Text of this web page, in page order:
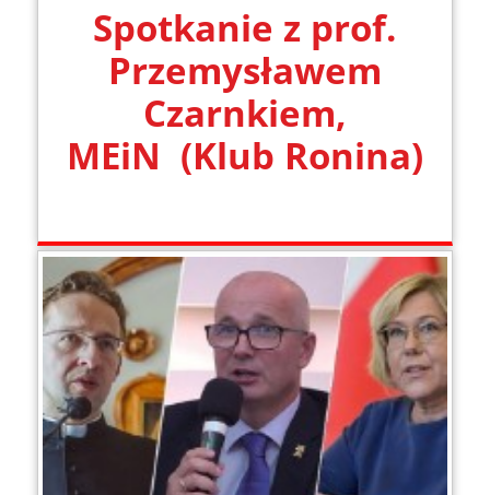
Spotkanie z prof.
Przemysławem
Czarnkiem,
MEiN (Klub Ronina)